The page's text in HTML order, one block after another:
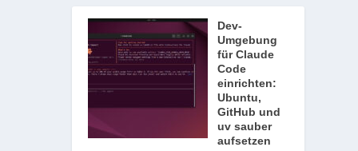
Dev-
Umgebung
für Claude
Code
einrichten:
Ubuntu,
GitHub und
uv sauber
aufsetzen